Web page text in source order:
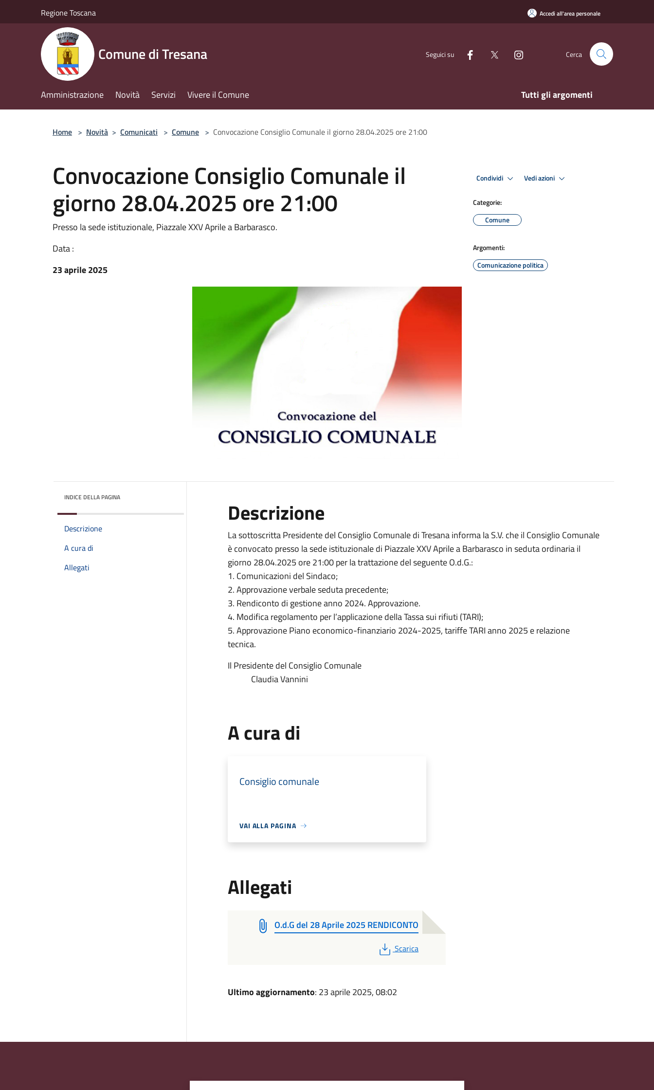
Regione Toscana Accedi all'area personale
Comune di Tresana Seguici su Cerca
Amministrazione Novità Servizi Vivere il Comune Tutti gli argomenti
Home > Novità > Comunicati > Comune > Convocazione Consiglio Comunale il giorno 28.04.2025 ore 21:00
Convocazione Consiglio Comunale il
giorno 28.04.2025 ore 21:00
Presso la sede istituzionale, Piazzale XXV Aprile a Barbarasco.
Data :
23 aprile 2025
Condividi Vedi azioni
Categorie:
Comune
Argomenti:
Comunicazione politica
INDICE DELLA PAGINA
Descrizione
A cura di
Allegati
Descrizione
La sottoscritta Presidente del Consiglio Comunale di Tresana informa la S.V. che il Consiglio Comunale
è convocato presso la sede istituzionale di Piazzale XXV Aprile a Barbarasco in seduta ordinaria il
giorno 28.04.2025 ore 21:00 per la trattazione del seguente O.d.G.:
1. Comunicazioni del Sindaco;
2. Approvazione verbale seduta precedente;
3. Rendiconto di gestione anno 2024. Approvazione.
4. Modifica regolamento per l’applicazione della Tassa sui rifiuti (TARI);
5. Approvazione Piano economico-finanziario 2024-2025, tariffe TARI anno 2025 e relazione
tecnica.
Il Presidente del Consiglio Comunale
Claudia Vannini
A cura di
Consiglio comunale
VAI ALLA PAGINA
Allegati
O.d.G del 28 Aprile 2025 RENDICONTO
PDF
Scarica
Ultimo aggiornamento: 23 aprile 2025, 08:02